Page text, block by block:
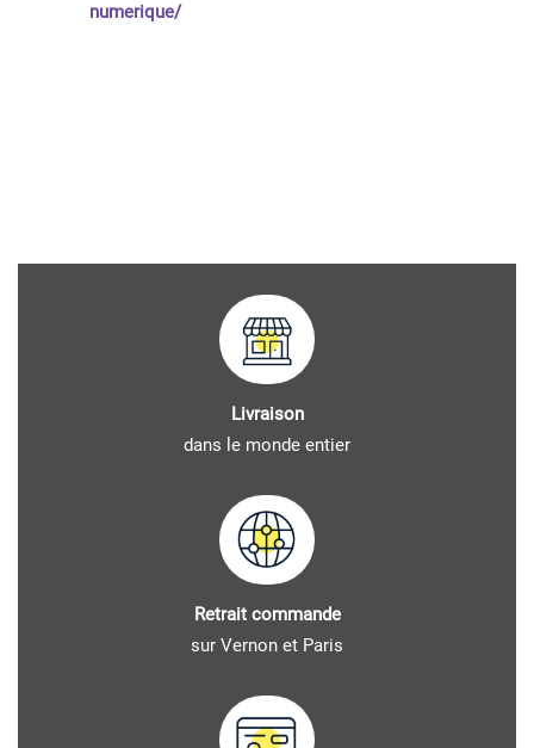
numerique/
Livraison
dans le monde entier
Retrait commande
sur Vernon et Paris